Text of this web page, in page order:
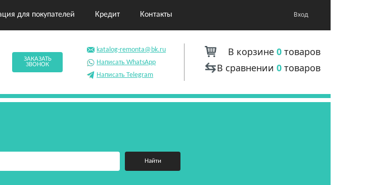
для покупателей Кредит Контакты Вход
ЗАКАЗАТЬ
ЗВОНОК
katalog-remonta@bk.ru
Написать WhatsApp
Написать Telegram
В корзине 0товаров
В сравнении 0 товаров
Найти